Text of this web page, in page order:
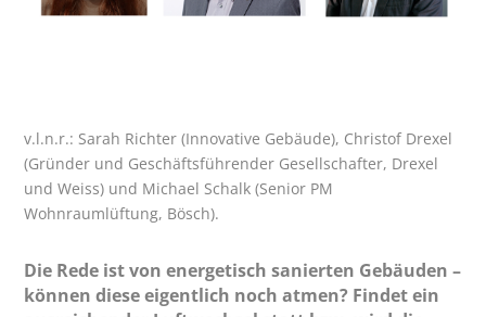
v.l.n.r.: Sarah Richter (Innovative Gebäude), Christof Drexel
(Gründer und Geschäftsführender Gesellschafter, Drexel
und Weiss) und Michael Schalk (Senior PM
Wohnraumlüftung, Bösch).
Die Rede ist von energetisch sanierten Gebäuden –
können diese eigentlich noch atmen? Findet ein